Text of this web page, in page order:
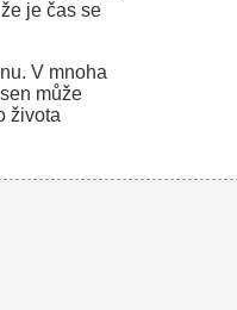
je čas se
V mnoha
může
života